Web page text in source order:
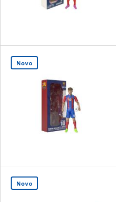
Novo
Novo